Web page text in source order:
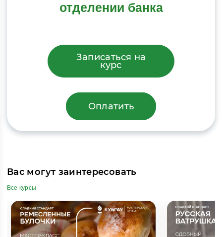
отделении банка
Записаться на
курс
Оплатить
Вас могут заинтересовать
Все курсы